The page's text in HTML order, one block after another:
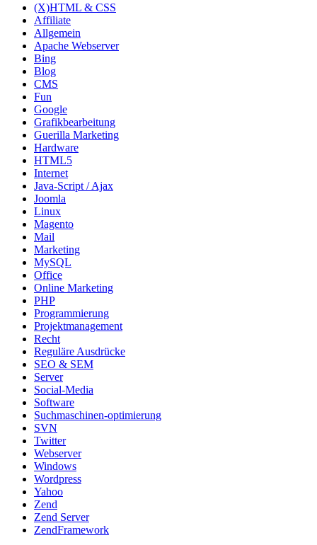
(X)HTML & CSS
Affiliate
Allgemein
Apache Webserver
Bing
Blog
CMS
Fun
Google
Grafikbearbeitung
Guerilla Marketing
Hardware
HTML5
Internet
Java-Script / Ajax
Joomla
Linux
Magento
Mail
Marketing
MySQL
Office
Online Marketing
PHP
Programmierung
Projektmanagement
Recht
Reguläre Ausdrücke
SEO & SEM
Server
Social-Media
Software
Suchmaschinen-optimierung
SVN
Twitter
Webserver
Windows
Wordpress
Yahoo
Zend
Zend Server
ZendFramework